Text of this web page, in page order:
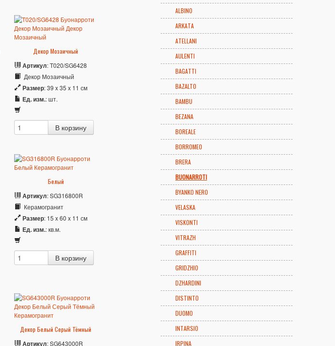
Декор Мозаичный
Артикул: T020/SG6428
Декор Мозаичный
Размер: 39 x 35 x 11 см
Ед. изм.: шт.
Белый
Артикул: SG316800R
Керамогранит
Размер: 15 x 60 x 11 см
Ед. изм.: кв.м.
Декор Белый Серый Тёмный
Артикул: SG643000R
ALBINO
ARKATA
ATELLANI
AULENTI
BAGATTI
BAZALTO
BAMBU
BEZANA
BOREALE
BORROMEO
BRERA
BUONARROTI
BYANKO NERO
VELASKA
VISKONTI
VITRAZH
GRAFFITI
GRIDZHIO
DZHARDINI
DISTINTO
DUOMO
INTARSIO
IRPINA